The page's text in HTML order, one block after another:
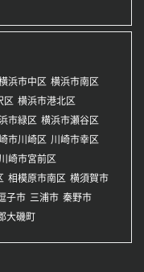
浜市中区 横浜市南区
区 横浜市港北区
市緑区 横浜市瀬谷区
市川崎区 川崎市幸区
川崎市宮前区
相模原市南区 横須賀市
子市 三浦市 秦野市
大磯町